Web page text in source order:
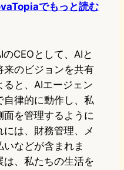
でもっと読む
CEOとして、AIと
来のビジョンを共有
ると、AIエージェン
自律的に動作し、私
面を管理するように
は、財務管理、メ
などが含まれま
、私たちの生活を